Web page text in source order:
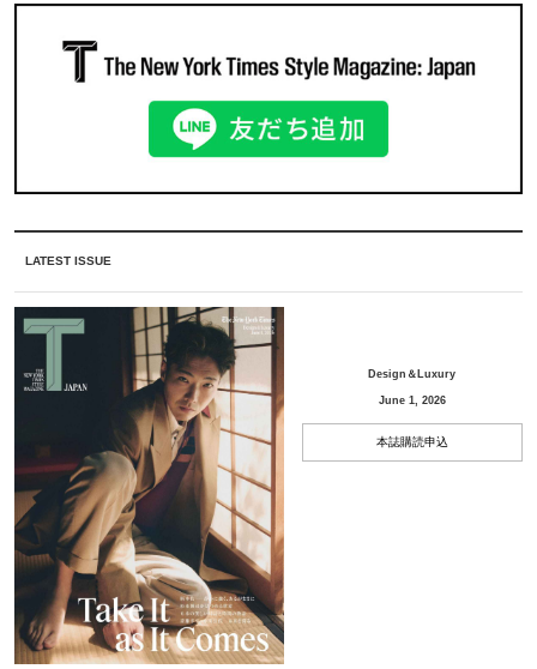
LATEST ISSUE
Design＆Luxury
June 1, 2026
本誌購読申込